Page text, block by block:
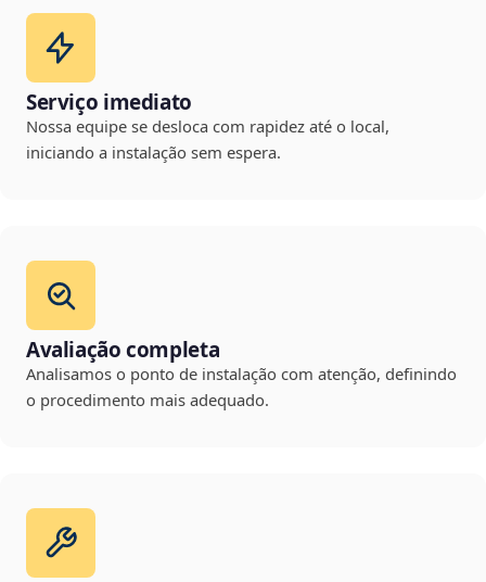
Serviço imediato
Nossa equipe se desloca com rapidez até o local,
iniciando a instalação sem espera.
Avaliação completa
Analisamos o ponto de instalação com atenção, definindo
o procedimento mais adequado.